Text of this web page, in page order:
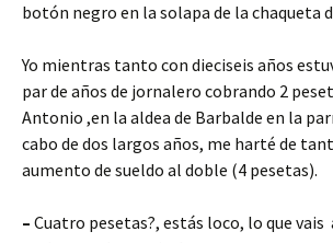
botón negro en la solapa de la chaqueta
Yo mientras tanto con dieciseis años
par de años de jornalero cobrando 2
Antonio ,en la aldea de Barbalde en la
cabo de dos largos años, me harté de
aumento de sueldo al doble (4 pesetas).
– Cuatro pesetas?, estás loco, lo que vais